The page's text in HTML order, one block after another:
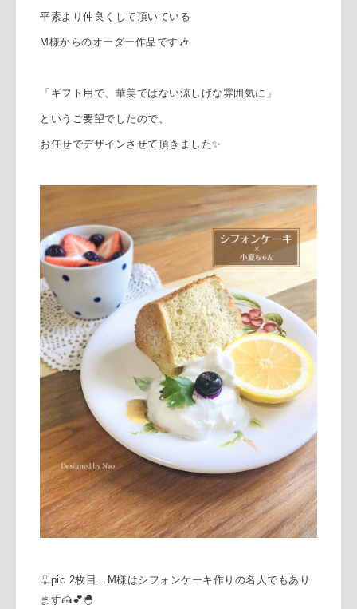
平素より仲良くして頂いている
M様からのオーダー作品です🎶
「ギフト用で、華美ではない涼しげな雰囲気に」
というご要望でしたので、
お任せでデザインさせて頂きました✨
♧pic 2枚目…M様はシフォンケーキ作りの名人でもあり
ます🍰💕🐣